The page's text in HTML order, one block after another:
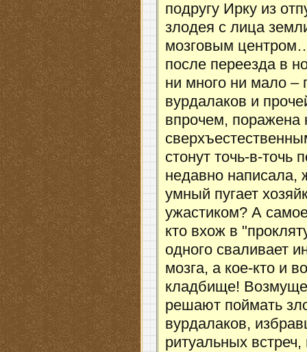
подругу Ирку из
злодея с лица
мозговым
после переезда в
ни много ни мало –
вурдалаков и
впрочем, поражена
стонут точь-в-
недавно написала,
умный пугает
ужастиком? А
кто вхож в
одного сваливает
мозга, а кое-кто и
кладбище!
решают поймать
вурдалаков,
ритуальных